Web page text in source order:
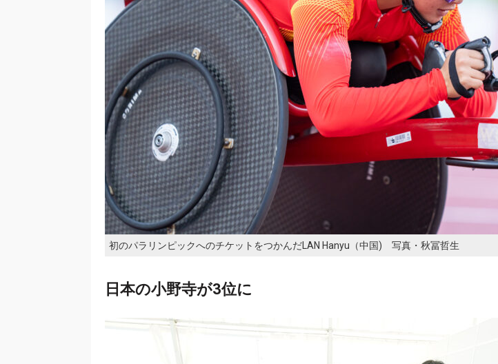
初のパラリンピックへのチケットをつかんだLAN Hanyu（中国) 写真・秋冨哲生
日本の小野寺が3位に